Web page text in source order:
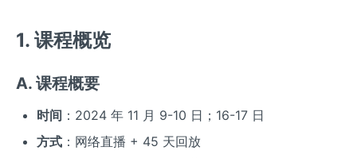
1. 课程概览
A. 课程概要
时间 ：2024 年 11 月 9-10 日；16-17 日
方式：网络直播 + 45 天回放